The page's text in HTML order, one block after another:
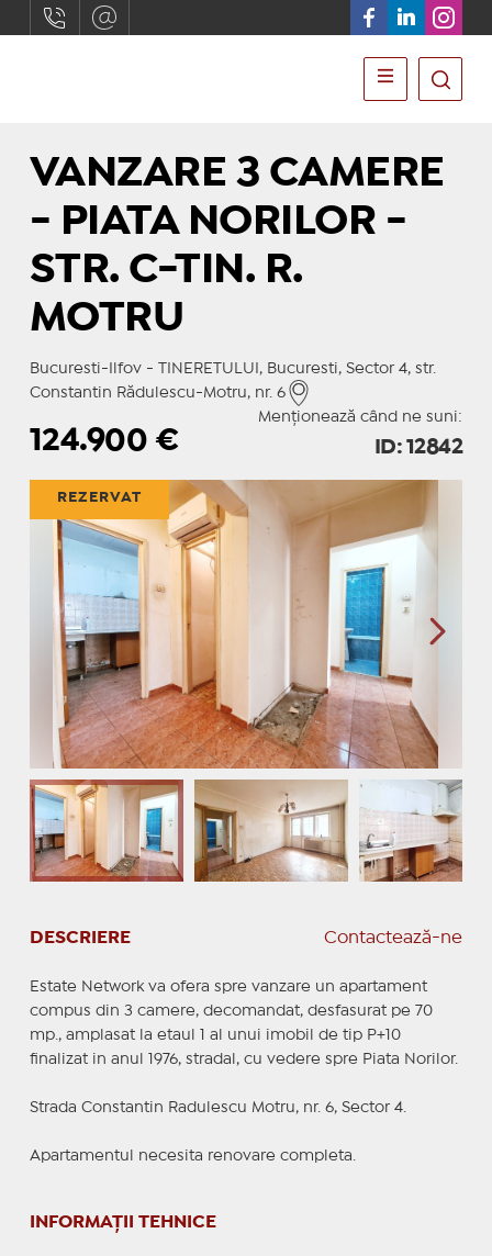
VANZARE 3 CAMERE
- PIATA NORILOR -
STR. C-TIN. R.
MOTRU
Bucuresti-Ilfov - TINERETULUI, Bucuresti, Sector 4, str.
Constantin Rădulescu-Motru, nr. 6
Menționează când ne suni:
124.900 € ID: 12842
REZERVAT
DESCRIERE Contactează-ne
Estate Network va ofera spre vanzare un apartament
compus din 3 camere, decomandat, desfasurat pe 70
mp., amplasat la etaul 1 al unui imobil de tip P+10
finalizat in anul 1976, stradal, cu vedere spre Piata Norilor.
Strada Constantin Radulescu Motru, nr. 6, Sector 4.
Apartamentul necesita renovare completa.
INFORMAȚII TEHNICE